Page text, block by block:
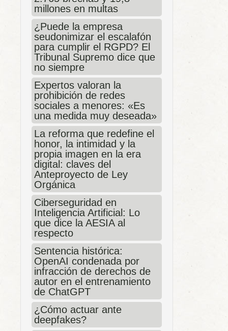
millones en multas
¿Puede la empresa
seudonimizar el escalafón
para cumplir el RGPD? El
Tribunal Supremo dice que
no siempre
Expertos valoran la
prohibición de redes
sociales a menores: «Es
una medida muy deseada»
La reforma que redefine el
honor, la intimidad y la
propia imagen en la era
digital: claves del
Anteproyecto de Ley
Orgánica
Ciberseguridad en
Inteligencia Artificial: Lo
que dice la AESIA al
respecto
Sentencia histórica:
OpenAI condenada por
infracción de derechos de
autor en el entrenamiento
de ChatGPT
¿Cómo actuar ante
deepfakes?